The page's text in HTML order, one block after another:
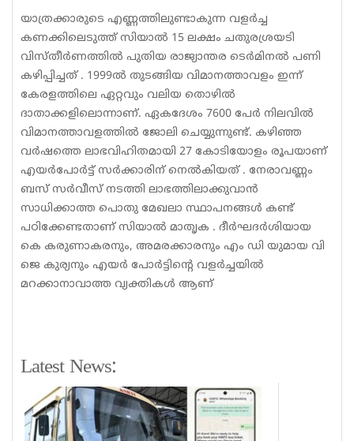
യാത്രക്കാരുടെ എണ്ണത്തിലുണ്ടാകുന്ന വളര്‍ച്ച
കണക്കിലെടുത്ത് സിയാല്‍ 15 ലക്ഷം ചതുരശ്രയടി
വിസ്തീര്‍ണത്തില്‍ പുതിയ രാജ്യാന്തര ടെര്‍മിനല്‍ പണി
കഴിപ്പിച്ചത് . 1999ല്‍ തുടങ്ങിയ വിമാനത്താവളം ഇന്ന്
കേരളത്തിലെ ഏറ്റവും വലിയ തൊഴില്‍
ദാതാക്കളിലൊന്നാണ്. ഏകദേശം 7600 പേര്‍ നിലവില്‍
വിമാനത്താവളത്തില്‍ ജോലി ചെയ്യുന്നുണ്ട്. കഴിഞ്ഞ
വര്‍ഷത്തെ ലാഭവിഹിതമായി 27 കോടിയോളം രൂപയാണ്
എയര്‍പോര്‍ട്ട് സര്‍ക്കാരിന് നെല്‍കിയത് . നേരാവണ്ണം
ബസ് സര്‍വീസ് നടത്തി ലാഭത്തിലാക്കുവാന്‍
സാധിക്കാത്ത പൊതു മേഖലാ സ്ഥാപനങ്ങള്‍ കണ്ട്
പഠിക്കേണ്ടതാണ് സിയാല്‍ മാതൃക . ദീര്‍ഘദര്‍ശിയായ
കെ കരുണാകരനും, അമരക്കാരനും എം ഡി യുമായ വി
ജെ കുര്യനും എയര്‍ പോര്‍ട്ടിന്റെ വളര്‍ച്ചയില്‍
മറക്കാനാവാത്ത വ്യക്തികള്‍ ആണ്
Latest News: